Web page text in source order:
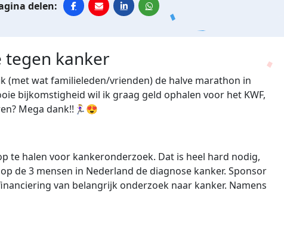
tegen kanker
(met wat familieleden/vrienden) de halve marathon in
bijkomstigheid wil ik graag geld ophalen voor het KWF,
Mega dank!!🏃🏼‍♀️😍
te halen voor kankeronderzoek. Dat is heel hard nodig,
de 3 mensen in Nederland de diagnose kanker. Sponsor
van belangrijk onderzoek naar kanker. Namens